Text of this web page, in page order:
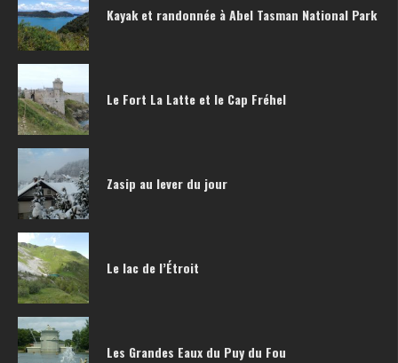
Kayak et randonnée à Abel Tasman National Park
Le Fort La Latte et le Cap Fréhel
Zasip au lever du jour
Le lac de l’Étroit
Les Grandes Eaux du Puy du Fou